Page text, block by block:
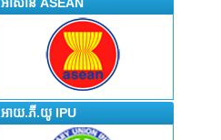
អាយ.ភី.យូ IPU